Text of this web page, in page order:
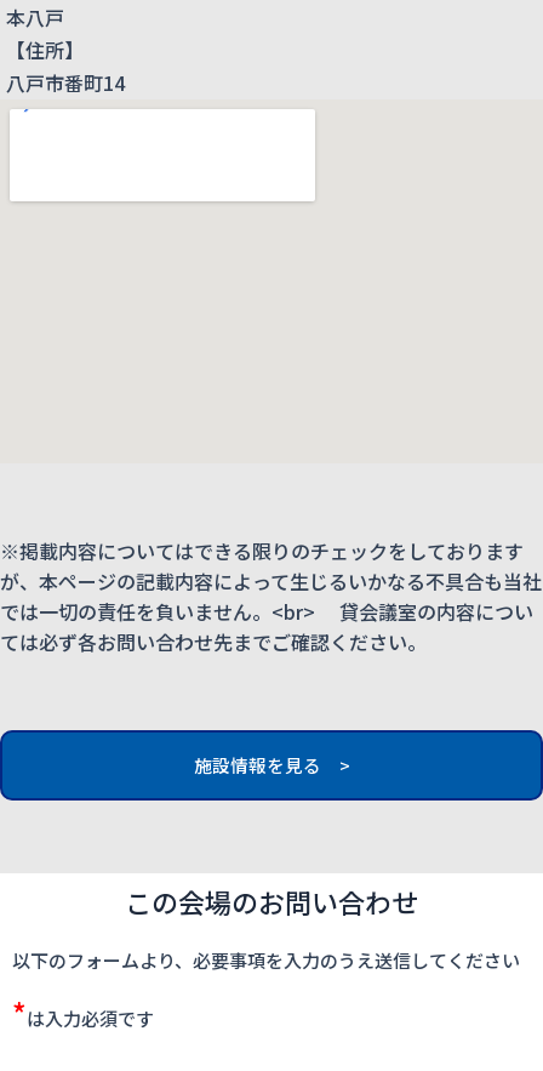
本八戸
【住所】
八戸市番町14
※掲載内容についてはできる限りのチェックをしております
が、本ページの記載内容によって生じるいかなる不具合も当社
では一切の責任を負いません。<br> 貸会議室の内容につい
ては必ず各お問い合わせ先までご確認ください。
施設情報を見る >
この会場のお問い合わせ
以下のフォームより、必要事項を入力のうえ送信してください
*は入力必須です